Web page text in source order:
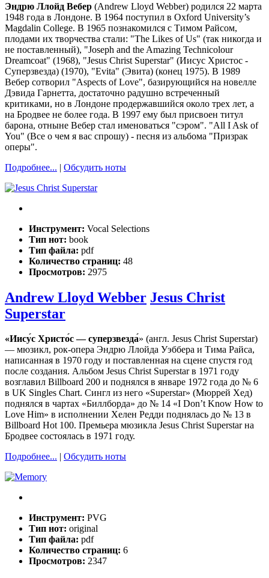
Эндрю Ллойд Вебер (Andrew Lloyd Webber) родился 22 марта
1948 года в Лондоне. В 1964 поступил в Oxford University’s
Magdalin College. В 1965 познакомился с Тимом Райсом,
плодами их творчества стали: "The Likes of Us" (так никогда и
не поставленный), "Joseph and the Amazing Technicolour
Dreamcoat" (1968), "Jesus Christ Superstar" (Иисус Христос -
Суперзвезда) (1970), "Evita" (Эвита) (конец 1975). В 1989
Вебер сотворил "Aspects of Love", базирующийся на новелле
Дэвида Гарнетта, достаточно радушно встреченный
критиками, но в Лондоне продержавшийся около трех лет, а
на Бродвее не более года. В 1997 ему был присвоен титул
барона, отныне Вебер стал именоваться "сэром". "All I Ask of
You" (Все о чем я вас спрошу) - песня из альбома "Призрак
оперы".
Подробнее... | Обсудить ноты
Инструмент: Vocal Selections
Тип нот: book
Тип файла: pdf
Количество страниц: 48
Просмотров: 2975
Andrew Lloyd Webber Jesus Christ
Superstar
«Иису́с Христо́с — суперзвезда́» (англ. Jesus Christ Superstar)
— мюзикл, рок-опера Эндрю Ллойда Уэббера и Тима Райса,
написанная в 1970 году и поставленная на сцене спустя год
после создания. Альбом Jesus Christ Superstar в 1971 году
возглавил Billboard 200 и поднялся в январе 1972 года до № 6
в UK Singles Chart. Сингл из него «Superstar» (Мюррей Хед)
поднялся в чартах «Биллборда» до № 14 «I Don’t Know How to
Love Him» в исполнении Хелен Редди поднялась до № 13 в
Billboard Hot 100. Премьера мюзикла Jesus Christ Superstar на
Бродвее состоялась в 1971 году.
Подробнее... | Обсудить ноты
Инструмент: PVG
Тип нот: original
Тип файла: pdf
Количество страниц: 6
Просмотров: 2347